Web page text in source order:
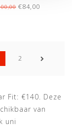
WIT RUITJE
€84,00
2
Fit: €140. Deze
van
uni